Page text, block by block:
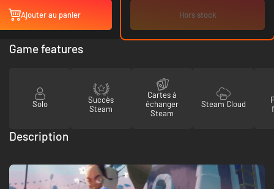
Ajouter au panier Hors stock
Game features
Solo
Succès
Steam
Cartes à
échanger
Steam
Steam Cloud
Description